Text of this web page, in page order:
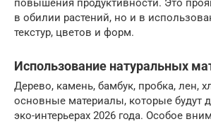
повышения продуктивности. Это
в обилии растений, но и в
текстур, цветов и форм.
Использование натуральных
Дерево, камень, бамбук, пробка, лен,
основные материалы, которые будут
эко-интерьерах 2026 года. Особое